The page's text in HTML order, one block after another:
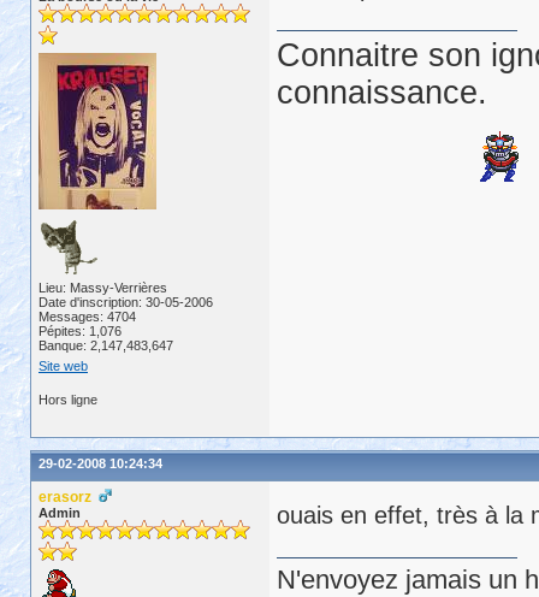
Lieu: Massy-Verrières
Date d'inscription: 30-05-2006
Messages: 4704
Pépites: 1,076
Banque: 2,147,483,647
Site web
Connaitre son
connaissance.
Hors ligne
29-02-2008 10:24:34
erasorz
Admin ouais en effet, très à la
N'envoyez jamais un